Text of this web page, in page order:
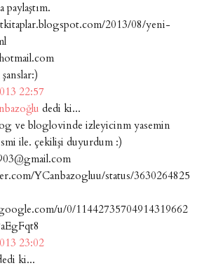
paylaştım.
2013/08/yeni-
22:57
dedi ki...
ve bloglovinde izleyicinm yasemin
ile. çekilişi duyurdum :)
YCanbazogluu/status/3630264825
u/0/11442735704914319662
23:02
ki...